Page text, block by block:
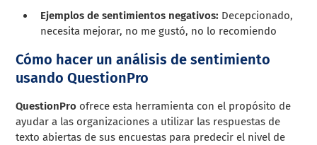
Ejemplos de sentimientos negativos: Decepcionado,
necesita mejorar, no me gustó, no lo recomiendo
Cómo hacer un análisis de sentimiento
usando QuestionPro
QuestionPro ofrece esta herramienta con el propósito de
ayudar a las organizaciones a utilizar las respuestas de
texto abiertas de sus encuestas para predecir el nivel de